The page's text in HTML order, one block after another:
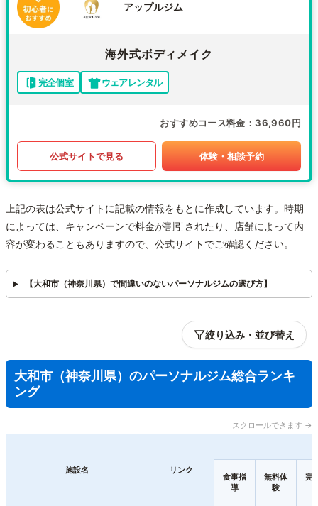
アップルジム
海外式ボディメイク
完全個室 ウェアレンタル
おすすめコース料金 36,960円
公式サイトで見る 体験・相談予約
上記の表は公式サイトに記載の情報をもとに作成しています。時期
によっては、キャンペーンで料金が割引されたり、店舗によって内
容が変わることもありますので、公式サイトでご確認ください。
【大和市（神奈川県）で間違いのないパーソナルジムの選び方】
絞り込み・並び替え
大和市（神奈川県）のパーソナルジム総合ランキ
ング
スクロールできます →
施設名 リンク
食事指
導
無料体
験
完